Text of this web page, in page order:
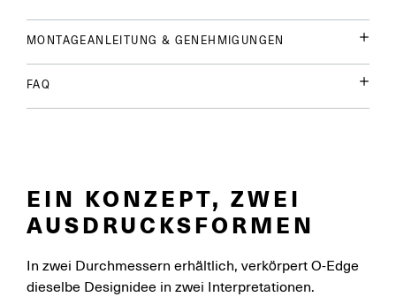
MONTAGEANLEITUNG & GENEHMIGUNGEN
FAQ
EIN KONZEPT, ZWEI
AUSDRUCKSFORMEN
In zwei Durchmessern erhältlich, verkörpert O-Edge
dieselbe Designidee in zwei Interpretationen.